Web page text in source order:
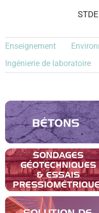
STDE
Enseignement
Ingénierie de laboratoire